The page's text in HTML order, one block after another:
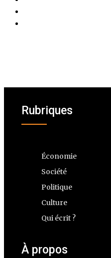
Rubriques
Économie
Société
Politique
Culture
Qui écrit ?
À propos